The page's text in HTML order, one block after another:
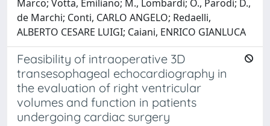
Marco; Votta, Emiliano; M., Lombardi; O., Parodi; D.,
de Marchi; Conti, CARLO ANGELO; Redaelli,
ALBERTO CESARE LUIGI; Caiani, ENRICO GIANLUCA
Feasibility of intraoperative 3D
transesophageal echocardiography in
the evaluation of right ventricular
volumes and function in patients
undergoing cardiac surgery